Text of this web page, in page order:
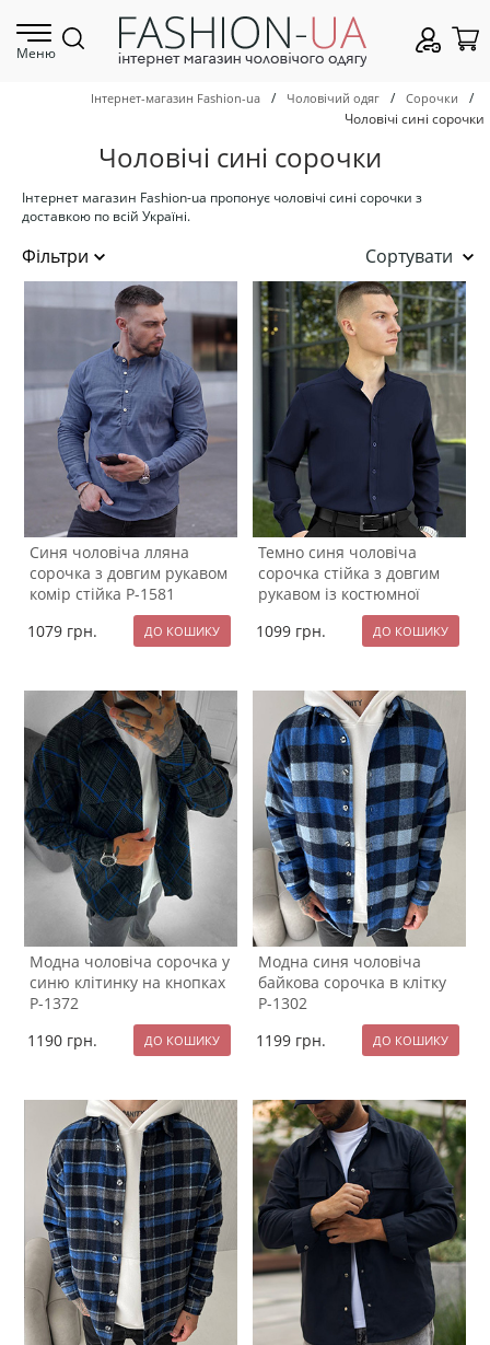
Меню
Інтернет-магазин Fashion-ua / Чоловічий одяг / Сорочки
/
Чоловічі сині сорочки
Чоловічі сині сорочки
Інтернет магазин Fashion-ua пропонує чоловічі сині сорочки з
доставкою по всій Україні.
Сортувати
Синя чоловіча лляна
сорочка з довгим рукавом
комір стійка Р-1581
1079 грн.
Темно синя чоловіча
сорочка стійка з довгим
рукавом із костюмної
тканини Р-1536
1099 грн.
Модна чоловіча сорочка у
синю клітинку на кнопках
Р-1372
1190 грн.
Модна синя чоловіча
байкова сорочка в клітку
Р-1302
1199 грн.